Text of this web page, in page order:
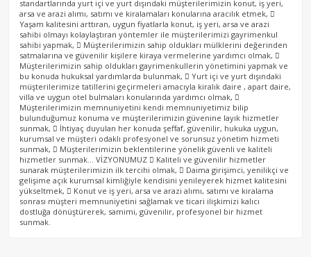
standartlarında yurt içi ve yurt dışındaki müşterilerimizin konut, iş yeri,
arsa ve arazi alımı, satımı ve kiralamaları konularına aracılık etmek, 
Yaşam kalitesini arttıran, uygun fiyatlarla konut, iş yeri, arsa ve arazi
sahibi olmayı kolaylaştıran yöntemler ile müşterilerimizi gayrimenkul
sahibi yapmak,  Müşterilerimizin sahip oldukları mülklerini değerinden
satmalarına ve güvenilir kişilere kiraya vermelerine yardımcı olmak, 
Müşterilerimizin sahip oldukları gayrimenkullerin yönetimini yapmak ve
bu konuda hukuksal yardımlarda bulunmak,  Yurt içi ve yurt dışındaki
müşterilerimize tatillerini geçirmeleri amacıyla kiralık daire , apart daire,
villa ve uygun otel bulmaları konularında yardımcı olmak, 
Müşterilerimizin memnuniyetini kendi memnuniyetimiz bilip
bulunduğumuz konuma ve müşterilerimizin güvenine layık hizmetler
sunmak,  İhtiyaç duyulan her konuda şeffaf, güvenilir, hukuka uygun,
kurumsal ve müşteri odaklı profesyonel ve sorunsuz yönetim hizmeti
sunmak,  Müşterilerimizin beklentilerine yönelik güvenli ve kaliteli
hizmetler sunmak… VİZYONUMUZ  Kaliteli ve güvenilir hizmetler
sunarak müşterilerimizin ilk tercihi olmak,  Daima girişimci, yenilikçi ve
gelişime açık kurumsal kimliğiyle kendisini yenileyerek hizmet kalitesini
yükseltmek,  Konut ve iş yeri, arsa ve arazi alımı, satımı ve kiralama
sonrası müşteri memnuniyetini sağlamak ve ticari ilişkimizi kalıcı
dostluğa dönüştürerek, samimi, güvenilir, profesyonel bir hizmet
sunmak.